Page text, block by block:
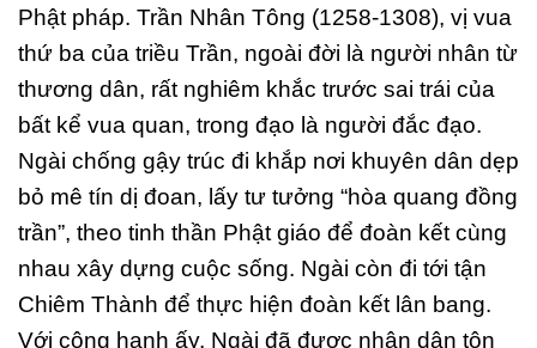
Phật pháp. Trần Nhân Tông (1258-1308), vị vua
thứ ba của triều Trần, ngoài đời là người nhân từ
thương dân, rất nghiêm khắc trước sai trái của
bất kể vua quan, trong đạo là người đắc đạo.
Ngài chống gậy trúc đi khắp nơi khuyên dân dẹp
bỏ mê tín dị đoan, lấy tư tưởng “hòa quang đồng
trần”, theo tinh thần Phật giáo để đoàn kết cùng
nhau xây dựng cuộc sống. Ngài còn đi tới tận
Chiêm Thành để thực hiện đoàn kết lân bang.
Với công hạnh ấy, Ngài đã được nhân dân tôn